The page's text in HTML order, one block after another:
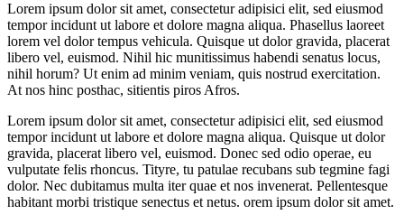
Lorem ipsum dolor sit amet, consectetur adipisici elit, sed eiusmod
tempor incidunt ut labore et dolore magna aliqua. Phasellus laoreet
lorem vel dolor tempus vehicula. Quisque ut dolor gravida, placerat
libero vel, euismod. Nihil hic munitissimus habendi senatus locus,
nihil horum? Ut enim ad minim veniam, quis nostrud exercitation.
At nos hinc posthac, sitientis piros Afros.
Lorem ipsum dolor sit amet, consectetur adipisici elit, sed eiusmod
tempor incidunt ut labore et dolore magna aliqua. Quisque ut dolor
gravida, placerat libero vel, euismod. Donec sed odio operae, eu
vulputate felis rhoncus. Tityre, tu patulae recubans sub tegmine fagi
dolor. Nec dubitamus multa iter quae et nos invenerat. Pellentesque
habitant morbi tristique senectus et netus. orem ipsum dolor sit amet.